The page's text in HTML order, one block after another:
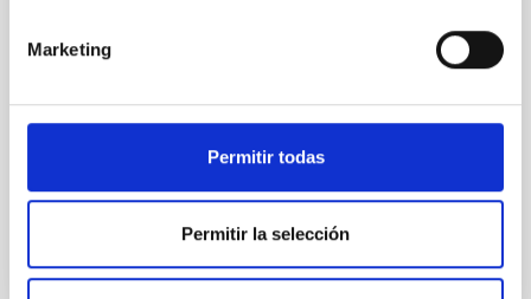
Marketing
Permitir todas
Permitir la selección
France, Portugal, Germany and Greece. The aim of
the project is to support the professional